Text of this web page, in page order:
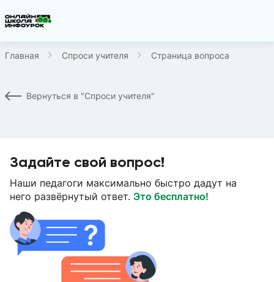
Главная Спроси учителя Страница вопроса
Вернуться в "Спроси учителя"
Задайте свой вопрос!
Наши педагоги максимально быстро дадут на
него развёрнутый ответ. Это бесплатно!